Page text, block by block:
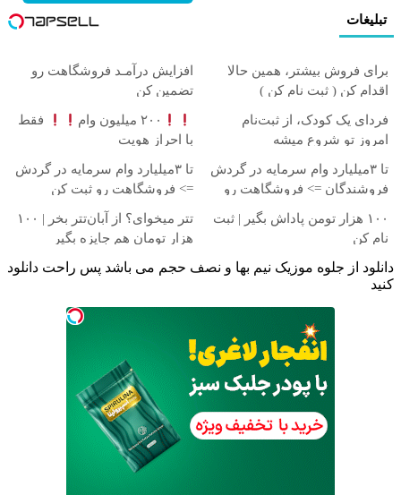
تبلیغات
برای فروش بیشتر، همین حالا
اقدام کن ( ثبت نام کن )
افزایش درآمـد فروشگاهت رو
تضمین کن
فردای یک کودک، از ثبت‌نام
امروز تو شروع میشه
۲۰۰ میلیون وام
فقط
با احراز هویت
تا ۳میلیارد وام سرمایه در گردش
فروشندگان => فروشگاهت رو
تا ۳میلیارد وام سرمایه در گردش
=> فروشگاهت رو ثبت کن
۱۰۰ هزار تومن پاداش بگیر | ثبت
نام کن
تتر میخوای؟ از آبان‌تتر بخر | ۱۰۰
هزار تومان هم جایزه بگیر
دانلود از جلوه موزیک نیم بها و نصف حجم می باشد پس راحت دانلود
کنید